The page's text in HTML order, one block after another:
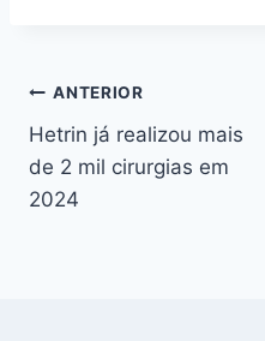
ANTERIOR
Hetrin já realizou mais
de 2 mil cirurgias em
2024